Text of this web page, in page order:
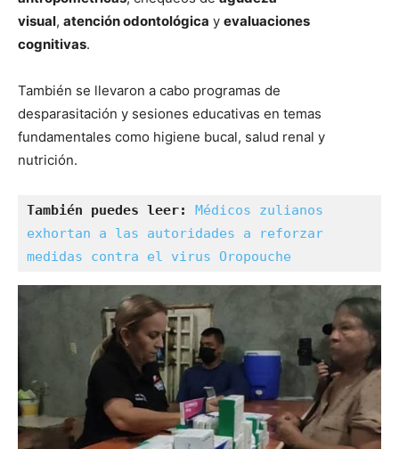
visual, atención odontológica y evaluaciones
cognitivas.
También se llevaron a cabo programas de
desparasitación y sesiones educativas en temas
fundamentales como higiene bucal, salud renal y
nutrición.
También puedes leer:
Médicos zulianos
exhortan a las autoridades a reforzar
medidas contra el virus Oropouche